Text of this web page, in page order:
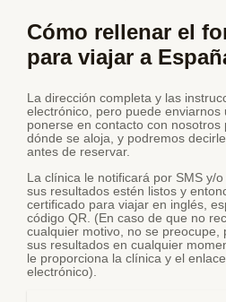
Cómo rellenar el
para viajar a
La dirección completa y las
electrónico, pero puede enviarnos
ponerse en contacto con nosotros
dónde se aloja, y podremos
antes de reservar.
La clínica le notificará por SMS y/
sus resultados estén listos y
certificado para viajar en inglés,
código QR. (En caso de que no
cualquier motivo, no se preocupe,
sus resultados en cualquier
le proporciona la clínica y el
electrónico).